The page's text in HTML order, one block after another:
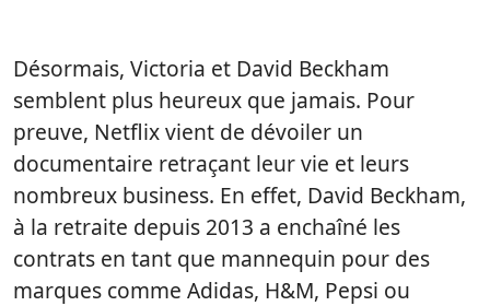
Désormais, Victoria et David Beckham
semblent plus heureux que jamais. Pour
preuve, Netflix vient de dévoiler un
documentaire retraçant leur vie et leurs
nombreux business. En effet, David Beckham,
à la retraite depuis 2013 a enchaîné les
contrats en tant que mannequin pour des
marques comme Adidas, H&M, Pepsi ou